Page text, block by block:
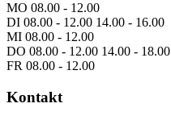
MO 08.00 - 12.00
DI 08.00 - 12.00 14.00 - 16.00
MI 08.00 - 12.00
DO 08.00 - 12.00 14.00 - 18.00
FR 08.00 - 12.00
Kontakt